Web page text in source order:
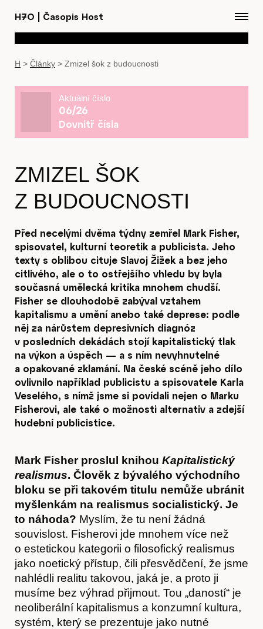
H7O Časopis Host
H > Články > Zmizel šok z budoucnosti
Aktuální číslo
06/26
Dovnitř čísla
ZMIZEL ŠOK
Z BUDOUCNOSTI
Před necelými dvěma týdny zemřel Mark Fisher,
spisovatel, kulturní teoretik a publicista. Jeho
texty s oblibou cituje Slavoj Žižek a bez jeho
citlivého, ale o to ostřejšího vhledu by byla
současná umělecká kritika mnohem chudší.
Fisher se dlouhodobě zabýval vztahem
kapitalismu a umění anebo také deprese: podle
něj za nárůstem depresivních diagnóz
v posledních dekádách stojí kapitalistický tlak
na výkon a úspěch — a s ním nevyhnutelné
a opakované zklamání. Na české scéně jeho dílo
ovlivnilo například publicistu a spisovatele Karla
Veselého, s nímž jsme si povídali nejen o Marku
Fisherovi, ale také o možnosti alternativ a zdejší
hudební publicistice.
Mark Fisher proslul knihou Kapitalistický
realismus. Člověk z bývalého východního
bloku se při takovém titulu nemůže ubránit
myšlenkám na realismus socialistický. Je
to náhoda? Myslím, že tu není žádná
souvislost. Fisherovi jde mnohem více než
o estetickou kategorii o filosofický realismus
jako noetický přístup, čili přesvědčení, že jsme
nahlédli realitu takovou, jaká je, a proto ji
musíme bez výhrad přijmout. Tou „daností“ je
neoliberální kapitalismus a konzumní kultura,
systém, který se prezentuje jako nutné